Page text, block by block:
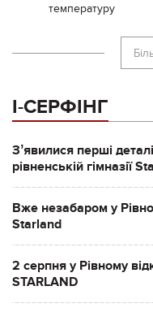
температуру
І-СЕРФІНГ
Зʼявилися перші
рівненській гімназії
Вже незабаром у
Starland
2 серпня у Рівному
STARLAND